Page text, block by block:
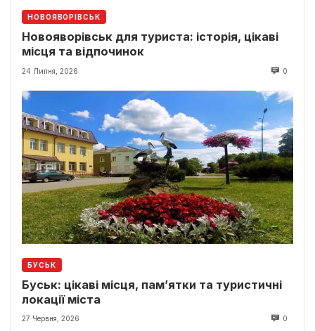
НОВОЯВОРІВСЬК
Новояворівськ для туриста: історія, цікаві
місця та відпочинок
24 Липня, 2026 0
БУСЬК
Буськ: цікаві місця, пам’ятки та туристичні
локації міста
27 Червня, 2026 0